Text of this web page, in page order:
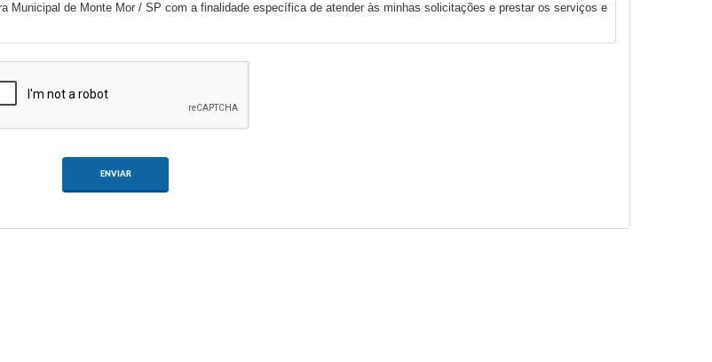
Municipal de Monte Mor / SP com a finalidade específica de atender às minhas solicitações e prestar os serviços e
ENVIAR